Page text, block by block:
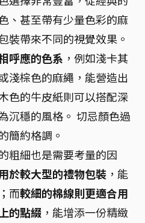
、甚至帶有少量色彩的麻
裝帶來不同的視覺效果。
呼應的色系 ，例如淺卡其
淺棕色的麻繩，能營造出
色的牛皮紙則可以搭配深
沉穩的風格。 切忌顏色過
簡約格調。
粗細也是需要考量的因
於較大型的禮物包裝 ，能
而較細的棉線則更適合用
的點綴 ，能增添一份精緻